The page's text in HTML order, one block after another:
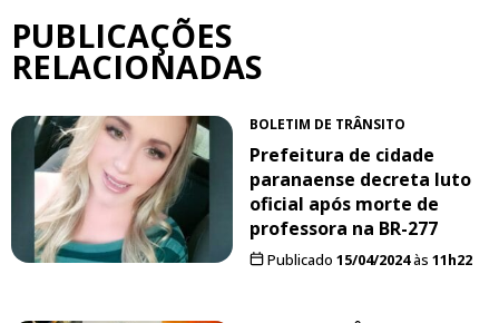
PUBLICAÇÕES
RELACIONADAS
BOLETIM DE TRÂNSITO
Prefeitura de cidade
paranaense decreta luto
oficial após morte de
professora na BR-277
Publicado 15/04/2024às 11h22